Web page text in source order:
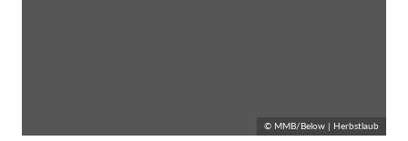
© MMB/Below | Herbstlaub